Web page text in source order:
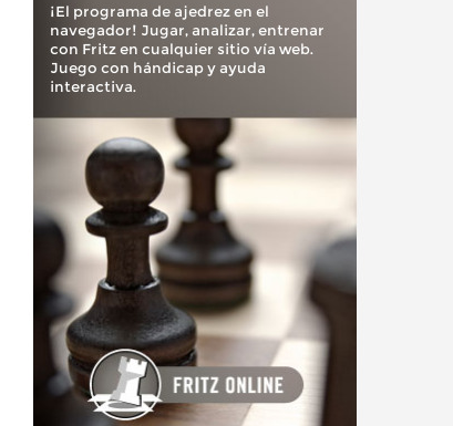
¡El programa de ajedrez en el
navegador! Jugar, analizar, entrenar
con Fritz en cualquier sitio vía web.
Juego con hándicap y ayuda
interactiva.